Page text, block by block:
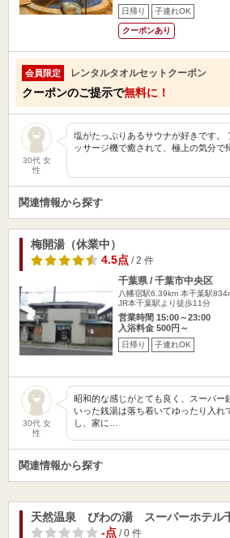
日帰り 子連れOK
クーポンあり
会員限定 レンタルタオルセットクーポン
クーポンのご提示で無料に！
30代 女
性
塩がたっぷりあるサウナが好きです。
ッサージ機で癒されて、極上の気分で
関連情報から探す
梅開湯（休業中）
4.5点/ 2 件
千葉県 / 千葉市中央区
八幡宿駅6.39km 本千葉駅
JR本千葉駅より徒歩11分
営業時間 15:00～23:00
入浴料金 500円～
日帰り 子連れOK
30代 女
性
昭和的な感じがとても良く、スーパー
いった銭湯は落ち着いてゆったり入れ
し、家に…
関連情報から探す
天然温泉 びわの湯 スーパーホテル
-点/ 0 件